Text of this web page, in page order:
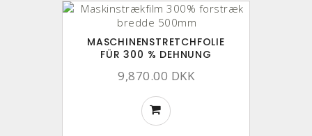
MASCHINENSTRETCHFOLIE
FÜR 300 % DEHNUNG
9,870.00 DKK